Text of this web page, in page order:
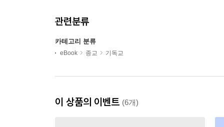
관련분류
카테고리 분류
eBook 종교 기독교
이 상품의 이벤트 (6개)